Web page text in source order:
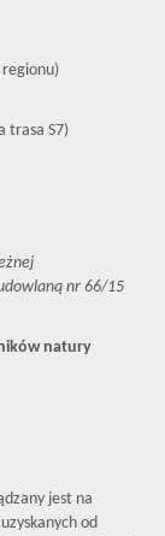
regionu)
trasa S7)
nr 66/15
natury
jest na
od